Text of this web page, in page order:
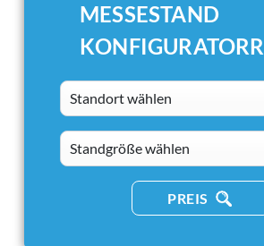
MESSESTAND
KONFIGURATORR
Standort wählen
standsizes
PREIS